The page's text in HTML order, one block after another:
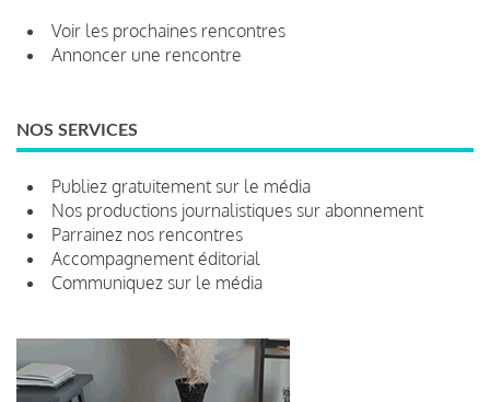
Voir les prochaines rencontres
Annoncer une rencontre
NOS SERVICES
Publiez gratuitement sur le média
Nos productions journalistiques sur abonnement
Parrainez nos rencontres
Accompagnement éditorial
Communiquez sur le média